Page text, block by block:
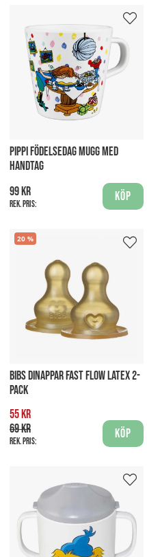
PIPPI FÖDELSEDAG MUGG MED
HANDTAG
99 kr
Rek. pris:
Köp
20
BIBS DINAPPAR FAST FLOW LATEX 2-
PACK
55 kr
69 kr
Rek. pris:
Köp